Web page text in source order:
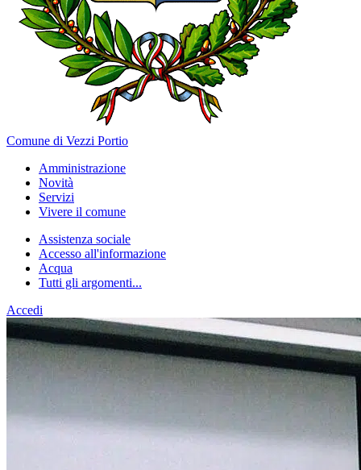
Comune di Vezzi Portio
Amministrazione
Novità
Servizi
Vivere il comune
Assistenza sociale
Accesso all'informazione
Acqua
Tutti gli argomenti...
Accedi